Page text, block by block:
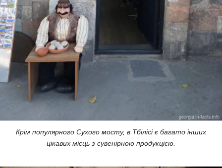
Крім популярного Сухого мосту, в Тбілісі є багато інших
цікавих місць з сувенірною продукцією.